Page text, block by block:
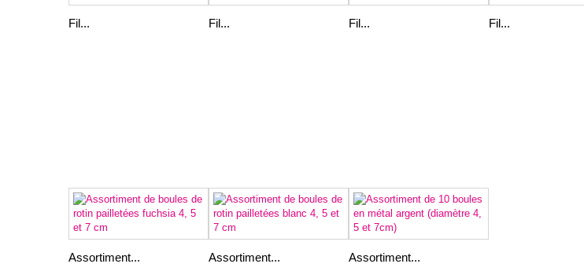
Fil... Fil... Fil... Fil...
Assortiment... Assortiment... Assortiment...